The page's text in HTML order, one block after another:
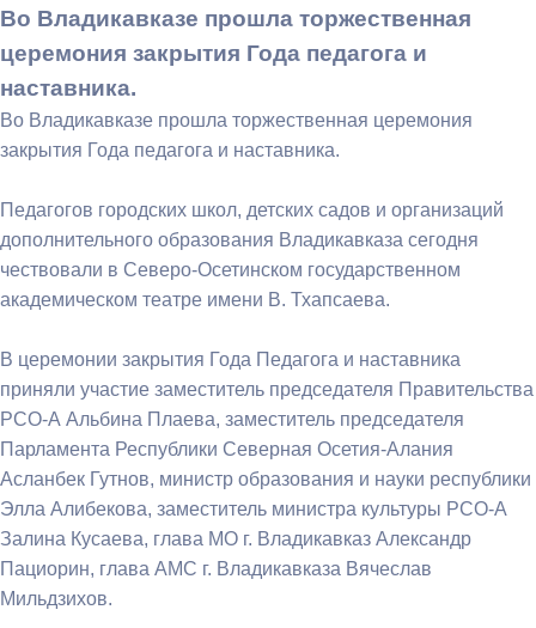
Во Владикавказе прошла торжественная
церемония закрытия Года педагога и
наставника.
Во Владикавказе прошла торжественная церемония
закрытия Года педагога и наставника.
Педагогов городских школ, детских садов и организаций
дополнительного образования Владикавказа сегодня
чествовали в Северо-Осетинском государственном
академическом театре имени В. Тхапсаева.
В церемонии закрытия Года Педагога и наставника
приняли участие заместитель председателя Правительства
РСО-А Альбина Плаева, заместитель председателя
Парламента Республики Северная Осетия-Алания
Асланбек Гутнов, министр образования и науки республики
Элла Алибекова, заместитель министра культуры РСО-А
Залина Кусаева, глава МО г. Владикавказ Александр
Пациорин, глава АМС г. Владикавказа Вячеслав
Мильдзихов.